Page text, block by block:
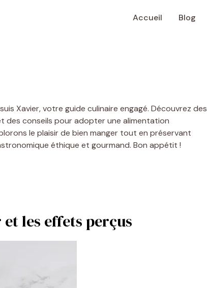
Accueil Blog
Xavier, votre guide culinaire engagé. Découvrez des
des conseils pour adopter une alimentation
le plaisir de bien manger tout en préservant
éthique et gourmand. Bon appétit !
les effets perçus